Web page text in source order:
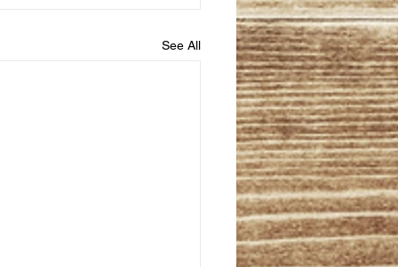
See All